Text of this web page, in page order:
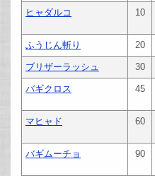
ヒャダルコ
10
ふうじん斬り
20
ブリザーラッシュ 30
バギクロス 45
マヒャド
60
バギムーチョ
90